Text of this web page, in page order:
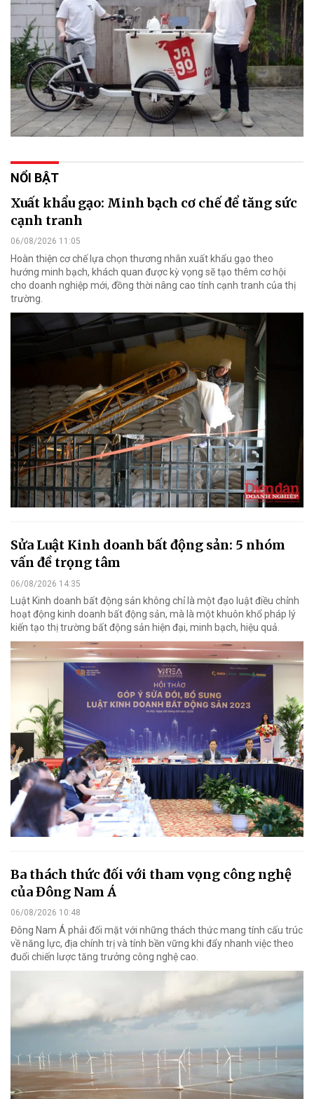
NỔI BẬT
Xuất khẩu gạo: Minh bạch cơ chế để tăng sức
cạnh tranh
06/08/2026 11:05
Hoàn thiện cơ chế lựa chọn thương nhân xuất khẩu gạo theo
hướng minh bạch, khách quan được kỳ vọng sẽ tạo thêm cơ hội
cho doanh nghiệp mới, đồng thời nâng cao tính cạnh tranh của thị
trường.
Sửa Luật Kinh doanh bất động sản: 5 nhóm
vấn đề trọng tâm
06/08/2026 14:35
Luật Kinh doanh bất động sản không chỉ là một đạo luật điều chỉnh
hoạt động kinh doanh bất động sản, mà là một khuôn khổ pháp lý
kiến tạo thị trường bất động sản hiện đại, minh bạch, hiệu quả.
Ba thách thức đối với tham vọng công nghệ
của Đông Nam Á
06/08/2026 10:48
Đông Nam Á phải đối mặt với những thách thức mang tính cấu trúc
về năng lực, địa chính trị và tính bền vững khi đẩy nhanh việc theo
đuổi chiến lược tăng trưởng công nghệ cao.